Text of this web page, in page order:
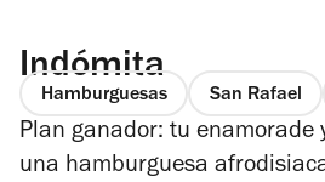
Indómita
Hamburguesas San Rafael
Plan ganador: tu enamorade
una hamburguesa